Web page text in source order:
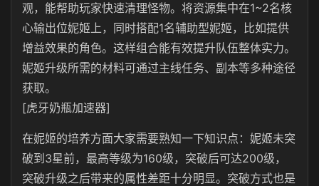
观，能帮助玩家快速清理怪物。将资源集中在1~2名核
心输出位妮姬上，同时搭配1名辅助型妮姬，比如提供
增益效果的角色。这样组合能有效提升队伍整体实力。
妮姬升级所需的材料可通过主线任务、副本等多种途径
获取。
[虎牙奶瓶加速器]
在妮姬的培养方面大家需要熟知一下知识点：妮姬未突
破到3星前，最高等级为160级，突破后可达200级，
突破升级之后带来的属性差距十分明显。突破方式也是